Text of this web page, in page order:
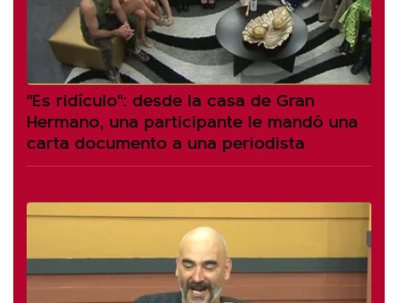
"Es ridículo": desde la casa de Gran
Hermano, una participante le mandó una
carta documento a una periodista